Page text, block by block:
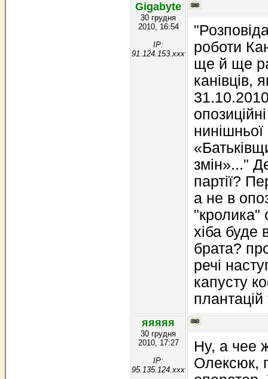
Gigabyte
30 грудня
2010, 16:54
IP:
91.124.153.xxx
роботи
ще й ще
канівців,
змін»..."
партії?
а не в
"кролика"
хіба буде
брата?
речі
капусту
яяяяя
30 грудня
2010, 17:27
IP:
95.135.124.xxx
Ну, а чее
Олексюк,